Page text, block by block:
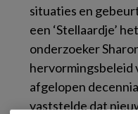
situaties en
een ‘Stellaardje’
onderzoeker
hervormingsbeleid
afgelopen
vaststelde dat